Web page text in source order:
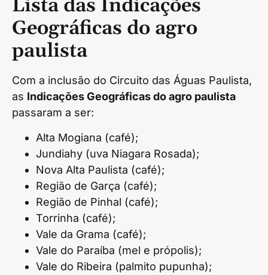
Lista das Indicações
Geográficas do agro
paulista
Com a inclusão do Circuito das Águas Paulista,
as Indicações Geográficas do agro paulista
passaram a ser:
Alta Mogiana (café);
Jundiahy (uva Niagara Rosada);
Nova Alta Paulista (café);
Região de Garça (café);
Região de Pinhal (café);
Torrinha (café);
Vale da Grama (café);
Vale do Paraíba (mel e própolis);
Vale do Ribeira (palmito pupunha);